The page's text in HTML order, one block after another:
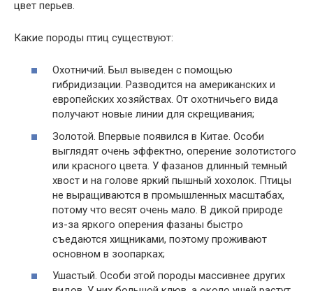
цвет перьев.
Какие породы птиц существуют:
Охотничий. Был выведен с помощью
гибридизации. Разводится на американских и
европейских хозяйствах. От охотничьего вида
получают новые линии для скрещивания;
Золотой. Впервые появился в Китае. Особи
выглядят очень эффектно, оперение золотистого
или красного цвета. У фазанов длинный темный
хвост и на голове яркий пышный хохолок. Птицы
не выращиваются в промышленных масштабах,
потому что весят очень мало. В дикой природе
из-за яркого оперения фазаны быстро
съедаются хищниками, поэтому проживают
основном в зоопарках;
Ушастый. Особи этой породы массивнее других